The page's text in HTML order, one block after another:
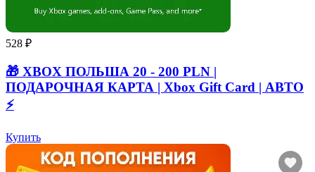
528 ₽
🎁 XBOX ПОЛЬША 20 - 200 PLN |
ПОДАРОЧНАЯ КАРТА | Xbox Gift Card | АВТО
⚡
Купить